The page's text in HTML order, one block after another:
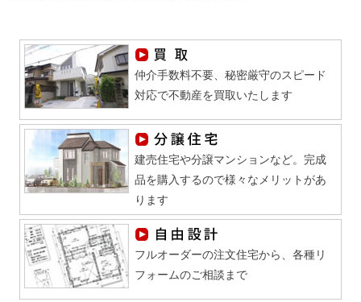
仲介手数料不要、秘密厳守のスピード
対応で不動産を買取いたします
建売住宅や分譲マンションなど。完成
品を購入するので様々なメリットがあ
ります
フルオーダーの注文住宅から、各種リ
フォームのご相談まで